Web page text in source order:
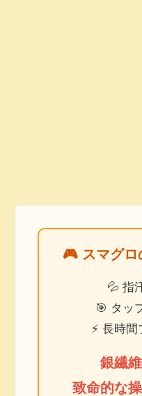
🎮 スマグロ
💦 指
🎯 タッ
⚡ 長時
銀繊
致命的な